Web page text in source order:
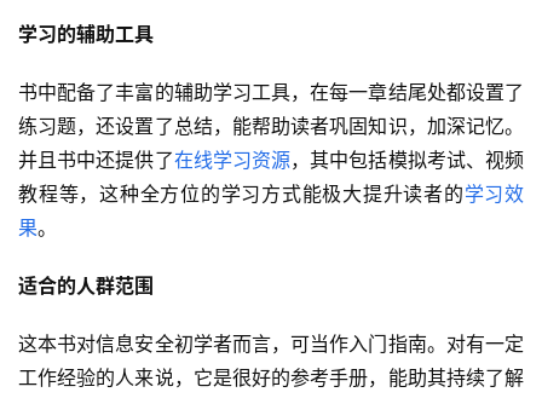
学习的辅助工具
书中配备了丰富的辅助学习工具，在每一章结尾处都设置了
练习题，还设置了总结，能帮助读者巩固知识，加深记忆。
并且书中还提供了在线学习资源，其中包括模拟考试、视频
教程等，这种全方位的学习方式能极大提升读者的学习效
果。
适合的人群范围
这本书对信息安全初学者而言，可当作入门指南。对有一定
工作经验的人来说，它是很好的参考手册，能助其持续了解